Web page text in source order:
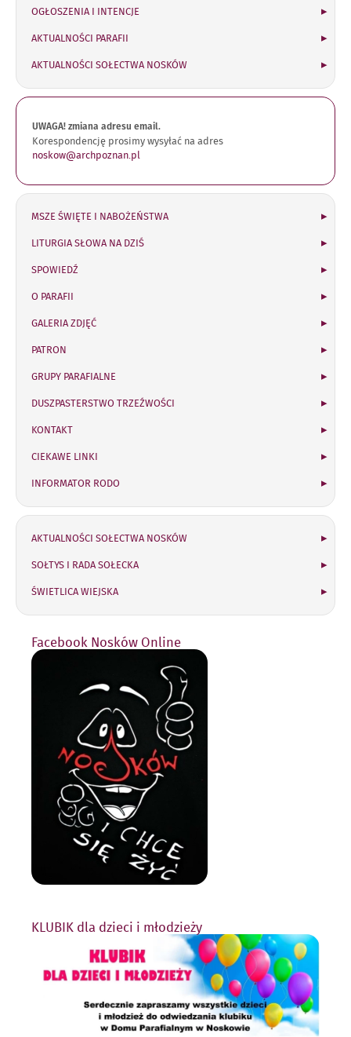
OGŁOSZENIA I INTENCJE
AKTUALNOŚCI PARAFII
AKTUALNOŚCI SOŁECTWA NOSKÓW
UWAGA! zmiana adresu email.
Korespondencję prosimy wysyłać na adres
noskow@archpoznan.pl
MSZE ŚWIĘTE I NABOŻEŃSTWA
LITURGIA SŁOWA NA DZIŚ
SPOWIEDŹ
O PARAFII
GALERIA ZDJĘĆ
PATRON
GRUPY PARAFIALNE
DUSZPASTERSTWO TRZEŹWOŚCI
KONTAKT
CIEKAWE LINKI
INFORMATOR RODO
Sołectwo Nosków
AKTUALNOŚCI SOŁECTWA NOSKÓW
SOŁTYS I RADA SOŁECKA
ŚWIETLICA WIEJSKA
Facebook Nosków Online
KLUBIK dla dzieci i młodzieży